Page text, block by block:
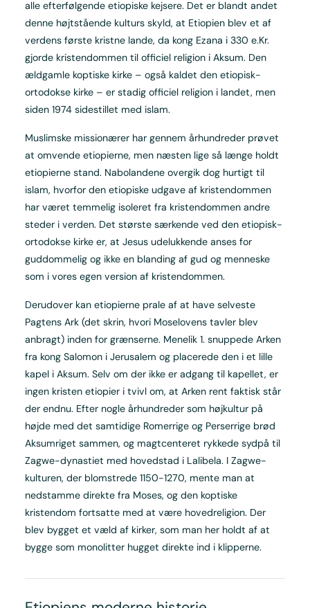
alle efterfølgende etiopiske kejsere. Det er blandt andet
denne højtstående kulturs skyld, at Etiopien blev et af
verdens første kristne lande, da kong Ezana i 330 e.Kr.
gjorde kristendommen til officiel religion i Aksum. Den
ældgamle koptiske kirke – også kaldet den etiopisk-
ortodokse kirke – er stadig officiel religion i landet, men
siden 1974 sidestillet med islam.
Muslimske missionærer har gennem århundreder prøvet
at omvende etiopierne, men næsten lige så længe holdt
etiopierne stand. Nabolandene overgik dog hurtigt til
islam, hvorfor den etiopiske udgave af kristendommen
har været temmelig isoleret fra kristendommen andre
steder i verden. Det største særkende ved den etiopisk-
ortodokse kirke er, at Jesus udelukkende anses for
guddommelig og ikke en blanding af gud og menneske
som i vores egen version af kristendommen.
Derudover kan etiopierne prale af at have selveste
Pagtens Ark (det skrin, hvori Moselovens tavler blev
anbragt) inden for grænserne. Menelik 1. snuppede Arken
fra kong Salomon i Jerusalem og placerede den i et lille
kapel i Aksum. Selv om der ikke er adgang til kapellet, er
ingen kristen etiopier i tvivl om, at Arken rent faktisk står
der endnu. Efter nogle århundreder som højkultur på
højde med det samtidige Romerrige og Perserrige brød
Aksumriget sammen, og magtcenteret rykkede sydpå til
Zagwe-dynastiet med hovedstad i Lalibela. I Zagwe-
kulturen, der blomstrede 1150-1270, mente man at
nedstamme direkte fra Moses, og den koptiske
kristendom fortsatte med at være hovedreligion. Der
blev bygget et væld af kirker, som man her holdt af at
bygge som monolitter hugget direkte ind i klipperne.